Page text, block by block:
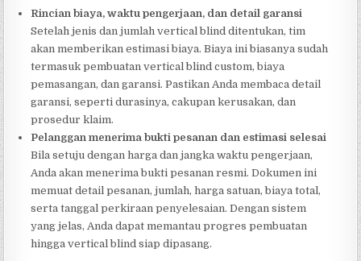
Rincian biaya, waktu pengerjaan, dan detail garansi
Setelah jenis dan jumlah vertical blind ditentukan, tim
akan memberikan estimasi biaya. Biaya ini biasanya sudah
termasuk pembuatan vertical blind custom, biaya
pemasangan, dan garansi. Pastikan Anda membaca detail
garansi, seperti durasinya, cakupan kerusakan, dan
prosedur klaim.
Pelanggan menerima bukti pesanan dan estimasi selesai
Bila setuju dengan harga dan jangka waktu pengerjaan,
Anda akan menerima bukti pesanan resmi. Dokumen ini
memuat detail pesanan, jumlah, harga satuan, biaya total,
serta tanggal perkiraan penyelesaian. Dengan sistem
yang jelas, Anda dapat memantau progres pembuatan
hingga vertical blind siap dipasang.